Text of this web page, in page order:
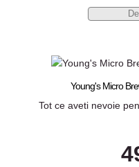
Young's Micro
Tot ce aveti nevoie